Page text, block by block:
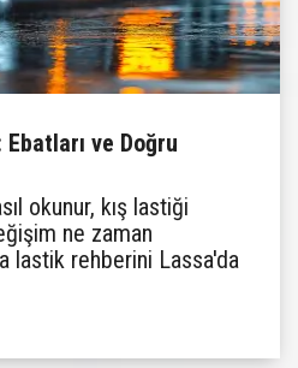
ve Doğru
okunur, kış lastiği
ne zaman
lastik rehberini Lassa'da